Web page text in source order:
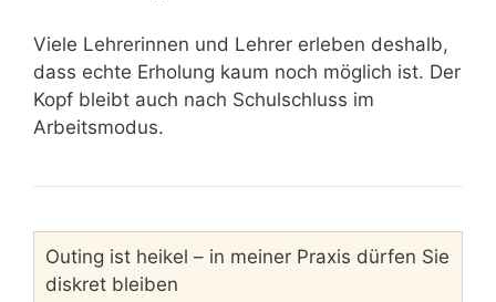
Viele Lehrerinnen und Lehrer erleben deshalb,
dass echte Erholung kaum noch möglich ist. Der
Kopf bleibt auch nach Schulschluss im
Arbeitsmodus.
Outing ist heikel – in meiner Praxis dürfen Sie
diskret bleiben